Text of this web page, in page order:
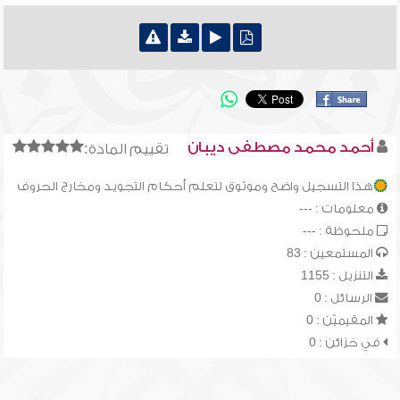
تقييم المادة: أحمد محمد مصطفى ديبان
هذا التسجيل واضح وموثوق لتعلم أحكام التجويد ومخارج الحروف
معلومات : ---
ملحوظة : ---
المستمعين : 83
التنزيل : 1155
الرسائل : 0
المقيميّن : 0
في خزائن : 0